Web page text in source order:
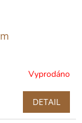
Vyprodáno
DETAIL